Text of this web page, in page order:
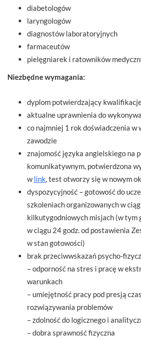
diabetologów
laryngologów
diagnostów laboratoryjnych
farmaceutów
pielęgniarek i ratowników
Niezbędne wymagania:
dyplom potwierdzający
aktualne uprawnienia do
co najmniej 1 rok doświadczenia w
zawodzie
znajomość języka angielskiego na
komunikatywnym, potwierdzona
wlink , test otworzy się w nowym
dyspozycyjność – gotowość do
szkoleniach organizowanych w
kilkutygodniowych misjach (w tym
w ciągu 24 godz. od postawienia
w stan gotowości)
brak przeciwwskazań psycho-
– odporność na stres i pracę w
warunkach
– umiejętność pracy pod presją
rozwiązywania problemów
– zdolność do logicznego i
– dobra sprawność fizyczna